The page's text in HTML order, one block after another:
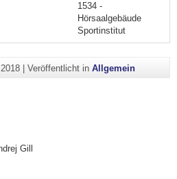
1534 -
Hörsaalgebäude
Sportinstitut
| Veröffentlicht in Allgemein
Gill